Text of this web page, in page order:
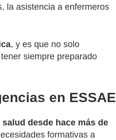
la asistencia a enfermeros
, y es que no solo
siempre preparado
en ESSAE
desde hace más de
formativas a